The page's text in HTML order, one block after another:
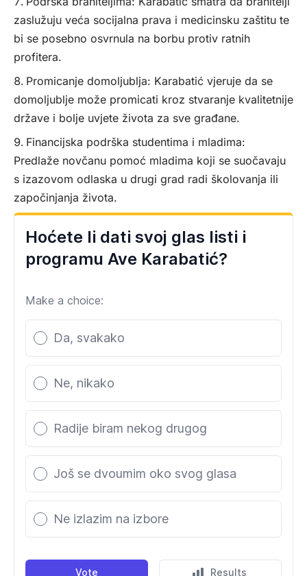
zaslužuju veća socijalna prava i medicinsku zaštitu te
bi se posebno osvrnula na borbu protiv ratnih
profitera.
Promicanje domoljublja: Karabatić vjeruje da se
domoljublje može promicati kroz stvaranje kvalitetnije
države i bolje uvjete života za sve građane.
Financijska podrška studentima i mladima:
Predlaže novčanu pomoć mladima koji se suočavaju
s izazovom odlaska u drugi grad radi školovanja ili
započinjanja života.